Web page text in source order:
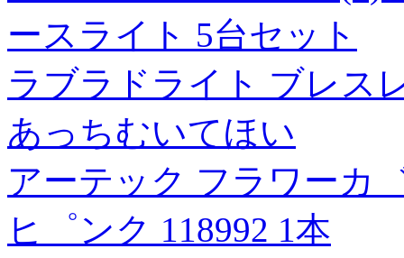
ースライト 5台セット
ラブラドライト ブレス
あっちむいてほい
アーテック フラワーカ
ヒ゜ンク 118992 1本